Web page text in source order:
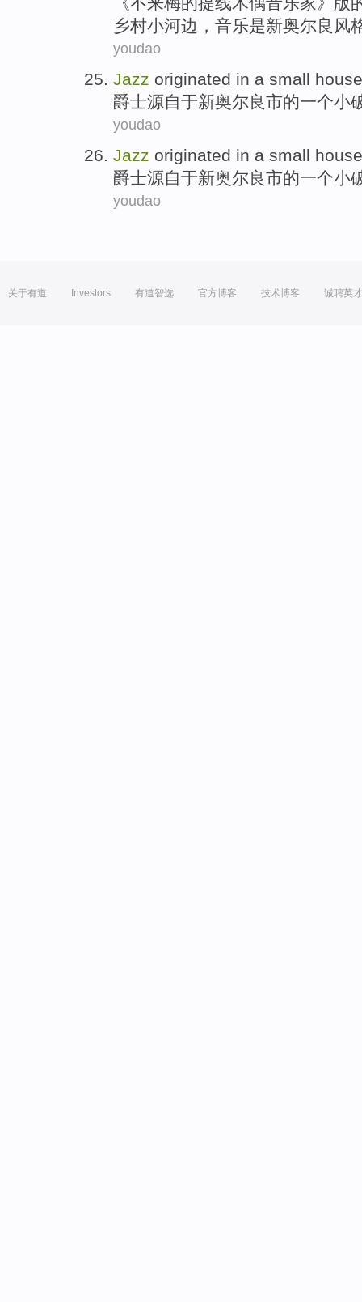
乡村小河边， 音乐是新奥尔良风
youdao
Jazz originated in a small house
爵士源自于新奥尔良市的一个小
youdao
Jazz originated in a small house
爵士源自于新奥尔良市的一个小
youdao
关于有道 Investors 有道智选 官方博客 技术博客 诚聘英才